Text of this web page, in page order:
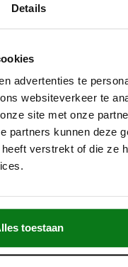
Details
advertenties te
websiteverkeer te
site met onze
partners kunnen deze
verstrekt of die ze
toestaan